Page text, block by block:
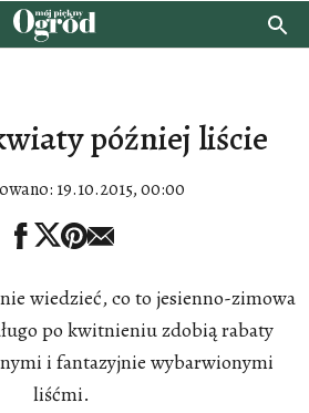
później liście
19.10.2015, 00:00
wiedzieć, co to jesienno-zimowa
po kwitnieniu zdobią rabaty
i fantazyjnie wybarwionymi
liśćmi.